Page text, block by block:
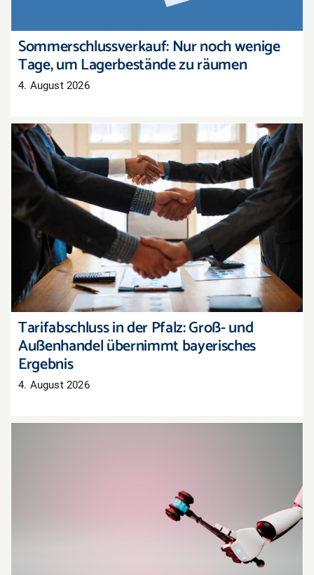
Sommerschlussverkauf: Nur noch wenige
Tage, um Lagerbestände zu räumen
4. August 2026
Tarifabschluss in der Pfalz: Groß- und
Außenhandel übernimmt bayerisches Ergebnis
Tarifabschluss in der Pfalz: Groß- und
Außenhandel übernimmt bayerisches
Ergebnis
4. August 2026
Oberlandesgericht Hamm: Haftung für
Aussagen eines KI-Chatbots